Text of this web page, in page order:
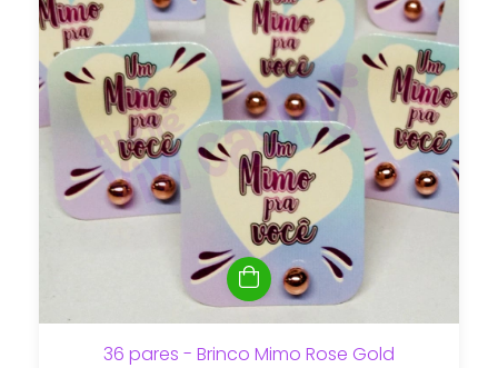
36 pares - Brinco Mimo Rose Gold